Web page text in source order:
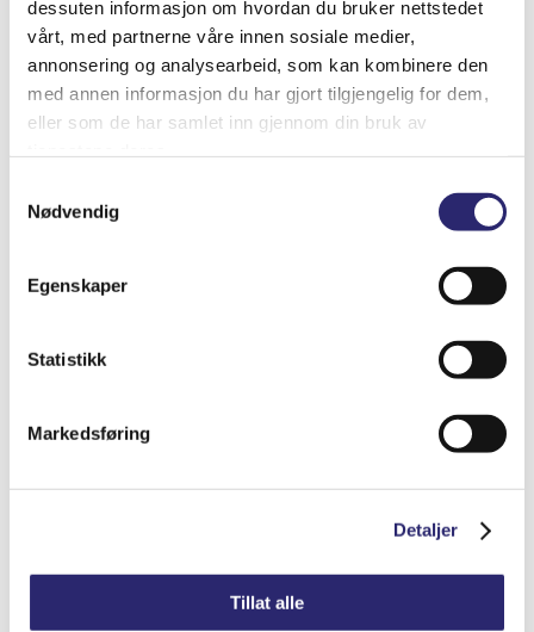
dessuten informasjon om hvordan du bruker nettstedet
vårt, med partnerne våre innen sosiale medier,
annonsering og analysearbeid, som kan kombinere den
med annen informasjon du har gjort tilgjengelig for dem,
eller som de har samlet inn gjennom din bruk av
Nødvendig
Egenskaper
Statistikk
Markedsføring
Detaljer
Tillat alle
Relaterte produkter
Varenummer: els-90246